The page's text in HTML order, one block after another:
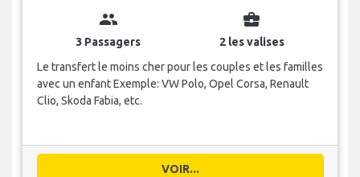
group
3 Passagers
business_center
2 les valises
Le transfert le moins cher pour les couples et les familles
avec un enfant Exemple: VW Polo, Opel Corsa, Renault
Clio, Skoda Fabia, etc.
VOIR...